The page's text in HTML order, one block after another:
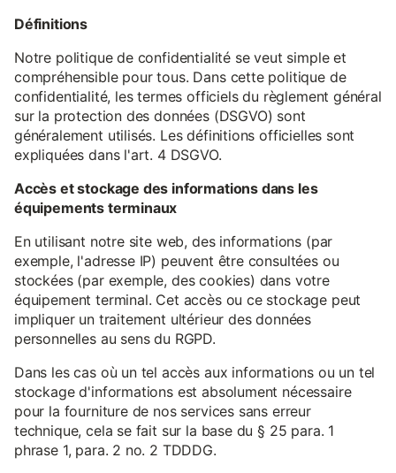
Définitions
Notre politique de confidentialité se veut simple et
compréhensible pour tous. Dans cette politique de
confidentialité, les termes officiels du règlement général
sur la protection des données (DSGVO) sont
généralement utilisés. Les définitions officielles sont
expliquées dans l'art. 4 DSGVO.
Accès et stockage des informations dans les
équipements terminaux
En utilisant notre site web, des informations (par
exemple, l'adresse IP) peuvent être consultées ou
stockées (par exemple, des cookies) dans votre
équipement terminal. Cet accès ou ce stockage peut
impliquer un traitement ultérieur des données
personnelles au sens du RGPD.
Dans les cas où un tel accès aux informations ou un tel
stockage d'informations est absolument nécessaire
pour la fourniture de nos services sans erreur
technique, cela se fait sur la base du § 25 para. 1
phrase 1, para. 2 no. 2 TDDDG.